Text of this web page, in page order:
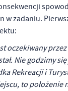
w zadaniu.
oczekiwany
Nie godzimy
Rekreacji i
to położenie